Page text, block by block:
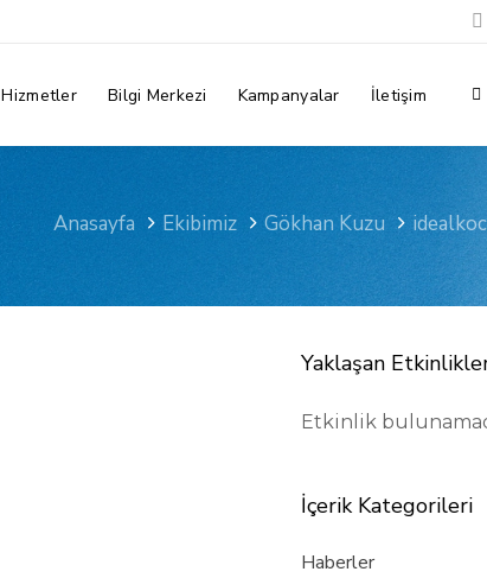
Hizmetler Bilgi Merkezi Kampanyalar İletişim
Anasayfa Ekibimiz Gökhan Kuzu
Yaklaşan
Etkinlik
İçerik Kategorileri
Haberler